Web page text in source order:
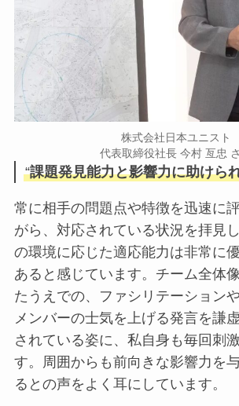
株式会社日本ユニスト
代表取締役社長 今村 亙忠
“課題発見能力と影響力に助けら
常に相手の問題点や特徴を迅速に
がら、対応されている状況を拝見
の環境に応じた適応能力は非常に
あると感じています。チーム全体
たうえでの、ファシリテーション
メンバーの士気を上げる発言を謙
されている姿に、私自身も毎回刺
す。周囲からも前向きな影響力を
るとの声をよく耳にしています。